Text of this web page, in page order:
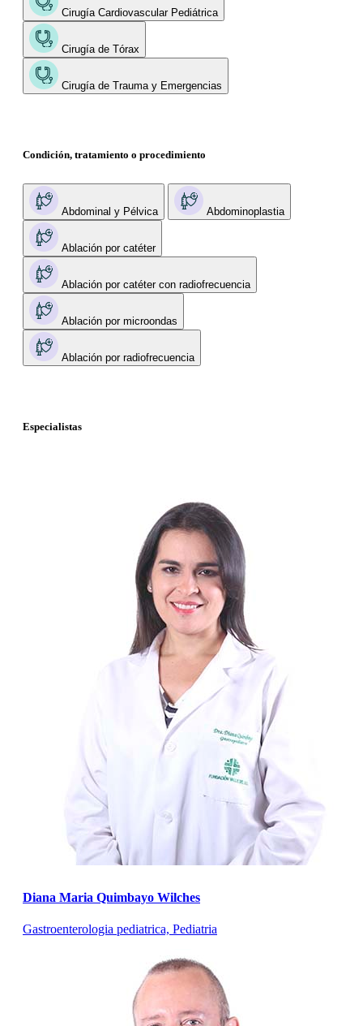
Cirugía Cardiovascular Pediátrica
Cirugía de Tórax
Cirugía de Trauma y Emergencias
Condición, tratamiento o procedimiento
Abdominal y Pélvica Abdominoplastia
Ablación por catéter
Ablación por catéter con radiofrecuencia
Ablación por microondas
Ablación por radiofrecuencia
Especialistas
Diana Maria Quimbayo Wilches
Gastroenterologia pediatrica, Pediatria